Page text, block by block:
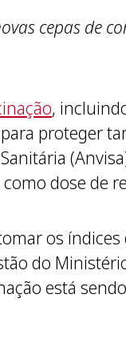
cepas de
,
proteger
dose de
os
do
está